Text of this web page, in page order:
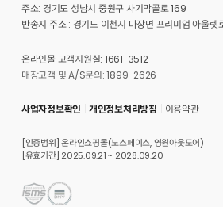
주소: 경기도 성남시 중원구 사기막골로 169
반송지 주소 : 경기도 이천시 마장면 프리미엄 아울
온라인몰 고객지원실: 1661-3512
매장고객 및 A/S문의: 1899-2626
사업자정보확인 개인정보처리방침 이용약관
[인증범위] 온라인쇼핑몰(노스페이스, 영원아웃도어)
[유효기간] 2025.09.21 ~ 2028.09.20